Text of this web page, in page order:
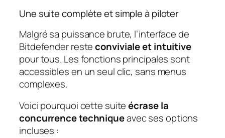
Une suite complète et simple à piloter
Malgré sa puissance brute, l’interface de
Bitdefender resteconviviale et intuitive
pour tous. Les fonctions principales sont
accessibles en un seul clic, sans menus
complexes.
Voici pourquoi cette suiteécrase la
concurrence techniqueavec ses options
incluses :